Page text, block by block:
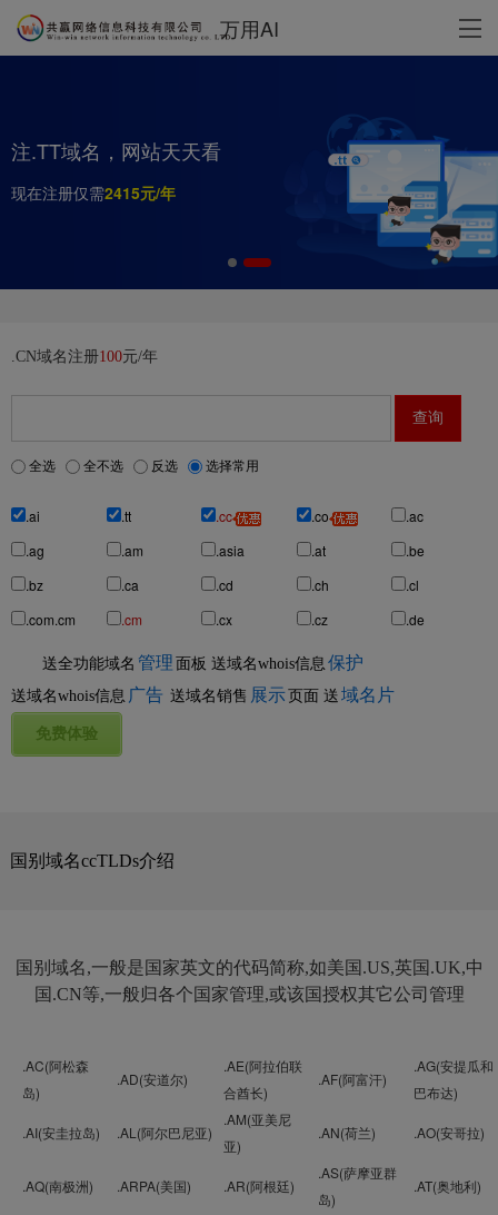
万用AI
注.TT域名，网站天天看
现在注册仅需
.CN域名注册100元/年
全选 全不选 反选 选择常用
.ai .tt .cc .co
.ac
.ag
.am .asia .at
.be
.bz
.ca .cd .ch
.cl
.com.cm
.cm .cx .cz .de
送全功能域名 管理 面板 送域名whois信息 保护
送域名whois信息 广告 送域名销售 展示 页面 送 域名片
国别域名ccTLDs介绍
国别域名,一般是国家英文的代码简称,如美国.US,英国.UK,中
国.CN等,一般归各个国家管理,或该国授权其它公司管理
.AC(阿松森
岛)
.AD(安道尔)
.AE(阿拉伯联
合酋长)
.AF(阿富汗)
.AG(安提瓜和
巴布达)
.AI(安圭拉岛) .AL(阿尔巴尼亚)
.AM(亚美尼
亚)
.AN(荷兰) .AO(安哥拉)
.AQ(南极洲) .ARPA(美国) .AR(阿根廷)
.AS(萨摩亚群
岛)
.AT(奥地利)